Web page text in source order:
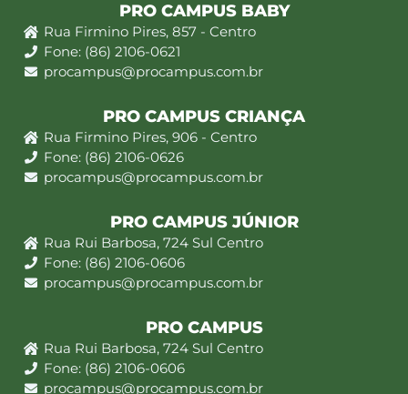
PRO CAMPUS BABY
Rua Firmino Pires, 857 - Centro
Fone: (86) 2106-0621
procampus@procampus.com.br
PRO CAMPUS CRIANÇA
Rua Firmino Pires, 906 - Centro
Fone: (86) 2106-0626
procampus@procampus.com.br
PRO CAMPUS JÚNIOR
Rua Rui Barbosa, 724 Sul Centro
Fone: (86) 2106-0606
procampus@procampus.com.br
PRO CAMPUS
Rua Rui Barbosa, 724 Sul Centro
Fone: (86) 2106-0606
procampus@procampus.com.br